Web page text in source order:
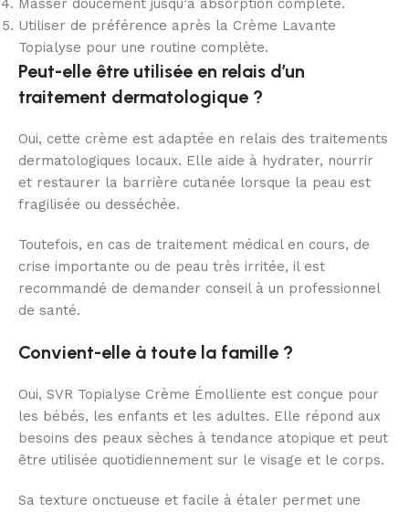
Masser doucement jusqu’à absorption complète.
Utiliser de préférence après la Crème Lavante
Topialyse pour une routine complète.
Peut-elle être utilisée en relais d’un
traitement dermatologique ?
Oui, cette crème est adaptée en relais des traitements
dermatologiques locaux. Elle aide à hydrater, nourrir
et restaurer la barrière cutanée lorsque la peau est
fragilisée ou desséchée.
Toutefois, en cas de traitement médical en cours, de
crise importante ou de peau très irritée, il est
recommandé de demander conseil à un professionnel
de santé.
Convient-elle à toute la famille ?
Oui, SVR Topialyse Crème Émolliente est conçue pour
les bébés, les enfants et les adultes. Elle répond aux
besoins des peaux sèches à tendance atopique et peut
être utilisée quotidiennement sur le visage et le corps.
Sa texture onctueuse et facile à étaler permet une